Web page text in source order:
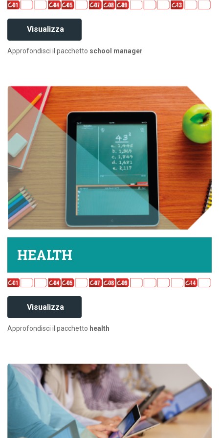
Visualizza
Approfondisci il pacchetto school manager
HEALTH
Visualizza
Approfondisci il pacchetto health